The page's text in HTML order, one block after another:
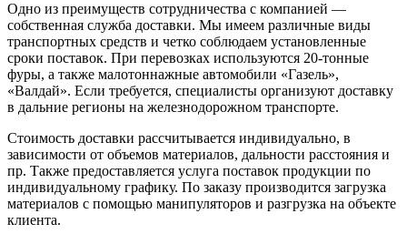
Одно из преимуществ сотрудничества с компанией —
собственная служба доставки. Мы имеем различные виды
транспортных средств и четко соблюдаем установленные
сроки поставок. При перевозках используются 20-тонные
фуры, а также малотоннажные автомобили «Газель»,
«Валдай». Если требуется, специалисты организуют доставку
в дальние регионы на железнодорожном транспорте.
Стоимость доставки рассчитывается индивидуально, в
зависимости от объемов материалов, дальности расстояния и
пр. Также предоставляется услуга поставок продукции по
индивидуальному графику. По заказу производится загрузка
материалов с помощью манипуляторов и разгрузка на объекте
клиента.